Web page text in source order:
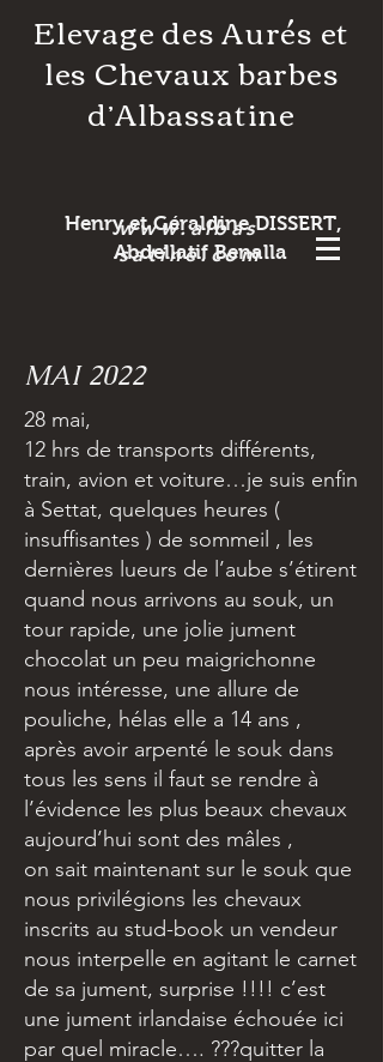
Elevage des Aurés et
les Chevaux barbes
d’Albassatine
Henry et Géraldine DISSERT,
Abdellatif Benalla
www.albas
satine.com
MAI 2022
28 mai,
12 hrs de transports différents,
train, avion et voiture…je suis enfin
à Settat, quelques heures (
insuffisantes ) de sommeil , les
dernières lueurs de l’aube s’étirent
quand nous arrivons au souk, un
tour rapide, une jolie jument
chocolat un peu maigrichonne
nous intéresse, une allure de
pouliche, hélas elle a 14 ans ,
après avoir arpenté le souk dans
tous les sens il faut se rendre à
l’évidence les plus beaux chevaux
aujourd’hui sont des mâles ,
on sait maintenant sur le souk que
nous privilégions les chevaux
inscrits au stud-book un vendeur
nous interpelle en agitant le carnet
de sa jument, surprise !!!! c’est
une jument irlandaise échouée ici
par quel miracle…. ???quitter la